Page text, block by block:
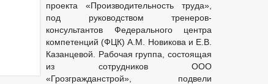
проекта «Производительность труда»,
под руководством тренеров-
консультантов Федерального центра
компетенций (ФЦК) А.М. Новикова и Е.В.
Казанцевой. Рабочая группа, состоящая
из сотрудников ООО
«Грозгражданстрой», подвели